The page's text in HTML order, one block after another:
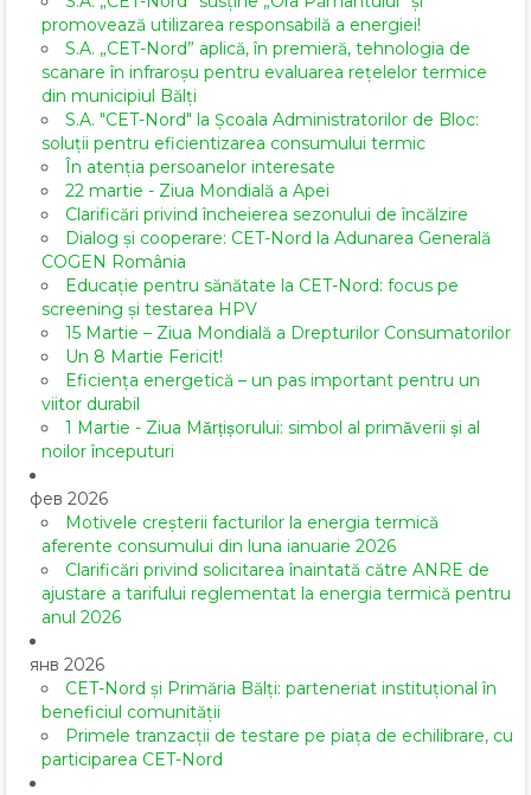
promovează utilizarea responsabilă a energiei!
S.A. „CET-Nord” aplică, în premieră, tehnologia de
scanare în infraroșu pentru evaluarea rețelelor termice
din municipiul Bălți
S.A. "CET-Nord" la Școala Administratorilor de Bloc:
soluții pentru eficientizarea consumului termic
În atenția persoanelor interesate
22 martie - Ziua Mondială a Apei
Clarificări privind încheierea sezonului de încălzire
Dialog și cooperare: CET-Nord la Adunarea Generală
COGEN România
Educație pentru sănătate la CET-Nord: focus pe
screening și testarea HPV
15 Martie – Ziua Mondială a Drepturilor Consumatorilor
Un 8 Martie Fericit!
Eficiența energetică – un pas important pentru un
viitor durabil
1 Martie - Ziua Mărțișorului: simbol al primăverii și al
noilor începuturi
фев 2026
Motivele creșterii facturilor la energia termică
aferente consumului din luna ianuarie 2026
Clarificări privind solicitarea înaintată către ANRE de
ajustare a tarifului reglementat la energia termică pentru
anul 2026
янв 2026
CET-Nord și Primăria Bălți: parteneriat instituțional în
beneficiul comunității
Primele tranzacții de testare pe piața de echilibrare, cu
participarea CET-Nord